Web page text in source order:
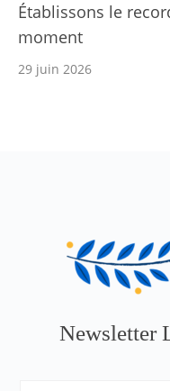
Établissons le
moment
29 juin 2026
Newsletter